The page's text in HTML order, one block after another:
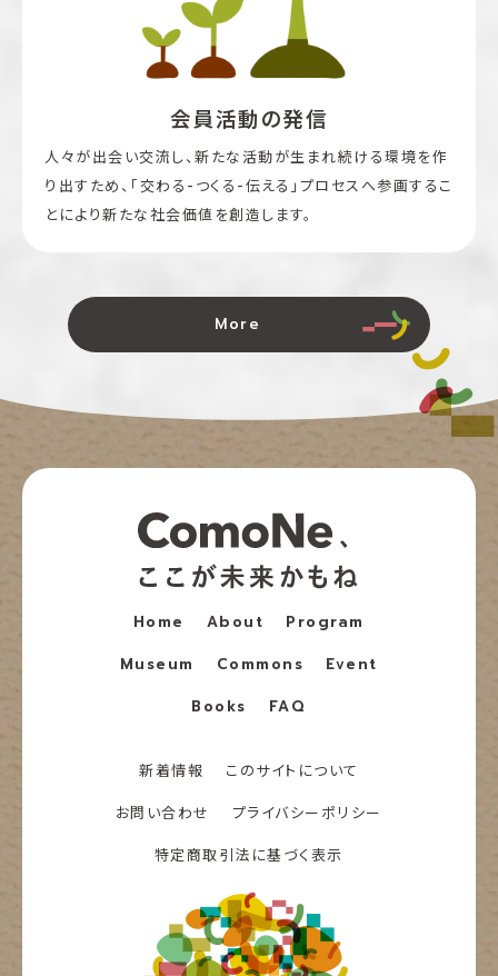
会員活動の発信
人々が出会い交流し、新たな活動が生まれ続ける環境を作
り出すため、「交わる-つくる-伝える」プロセスへ参画するこ
とにより新たな社会価値を創造します。
More
Home About
Program
Museum
Commons
Event
Books
FAQ
新着情報
このサイトについて
お問い合わせ
プライバシーポリシー
特定商取引法に基づく表示